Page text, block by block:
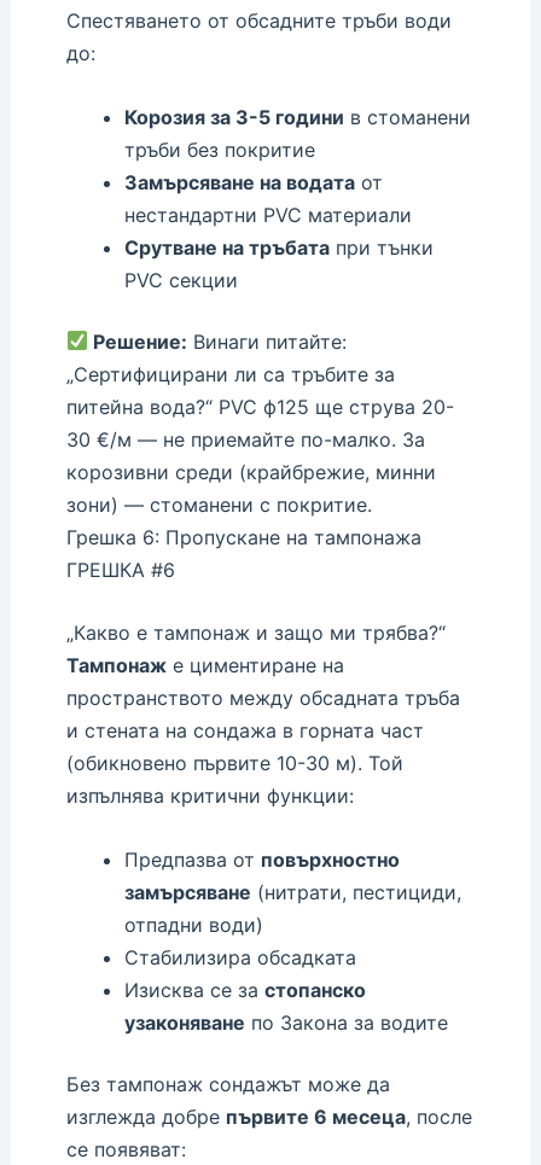
Спестяването от обсадните тръби води
до:
Корозия за 3-5 години в стоманени
тръби без покритие
Замърсяване на водатаот
нестандартни PVC материали
Срутване на тръбатапри тънки
PVC секции
Решение: Винаги питайте:
„Сертифицирани ли са тръбите за
питейна вода?“ PVC ф125 ще струва 20-
30 €/м — не приемайте по-малко. За
корозивни среди (крайбрежие, минни
зони) — стоманени с покритие.
Грешка 6: Пропускане на тампонажа
ГРЕШКА #6
„Какво е тампонаж и защо ми трябва?“
Тампонаже циментиране на
пространството между обсадната тръба
и стената на сондажа в горната част
(обикновено първите 10-30 м). Той
изпълнява критични функции:
Предпазва от повърхностно
замърсяване (нитрати, пестициди,
отпадни води)
Стабилизира обсадката
Изисква се за стопанско
узаконяване по Закона за водите
Без тампонаж сондажът може да
изглежда добре първите 6 месеца, после
се появяват: